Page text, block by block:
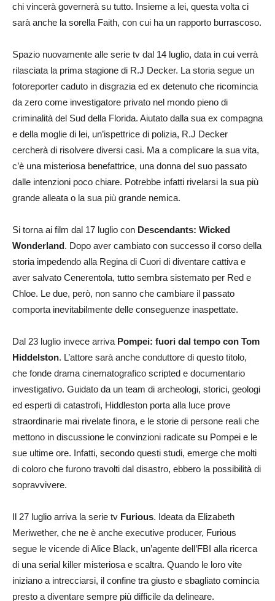
chi vincerà governerà su tutto. Insieme a lei, questa volta ci
sarà anche la sorella Faith, con cui ha un rapporto burrascoso.
Spazio nuovamente alle serie tv dal 14 luglio, data in cui verrà
rilasciata la prima stagione di R.J Decker. La storia segue un
fotoreporter caduto in disgrazia ed ex detenuto che ricomincia
da zero come investigatore privato nel mondo pieno di
criminalità del Sud della Florida. Aiutato dalla sua ex compagna
e della moglie di lei, un’ispettrice di polizia, R.J Decker
cercherà di risolvere diversi casi. Ma a complicare la sua vita,
c’è una misteriosa benefattrice, una donna del suo passato
dalle intenzioni poco chiare. Potrebbe infatti rivelarsi la sua più
grande alleata o la sua più grande nemica.
Si torna ai film dal 17 luglio con Descendants: Wicked
Wonderland. Dopo aver cambiato con successo il corso della
storia impedendo alla Regina di Cuori di diventare cattiva e
aver salvato Cenerentola, tutto sembra sistemato per Red e
Chloe. Le due, però, non sanno che cambiare il passato
comporta inevitabilmente delle conseguenze inaspettate.
Dal 23 luglio invece arriva Pompei: fuori dal tempo con Tom
Hiddelston. L’attore sarà anche conduttore di questo titolo,
che fonde drama cinematografico scripted e documentario
investigativo. Guidato da un team di archeologi, storici, geologi
ed esperti di catastrofi, Hiddleston porta alla luce prove
straordinarie mai rivelate finora, e le storie di persone reali che
mettono in discussione le convinzioni radicate su Pompei e le
sue ultime ore. Infatti, secondo questi studi, emerge che molti
di coloro che furono travolti dal disastro, ebbero la possibilità di
sopravvivere.
Il 27 luglio arriva la serie tv Furious. Ideata da Elizabeth
Meriwether, che ne è anche executive producer, Furious
segue le vicende di Alice Black, un’agente dell’FBI alla ricerca
di una serial killer misteriosa e scaltra. Quando le loro vite
iniziano a intrecciarsi, il confine tra giusto e sbagliato comincia
presto a diventare sempre più difficile da delineare.